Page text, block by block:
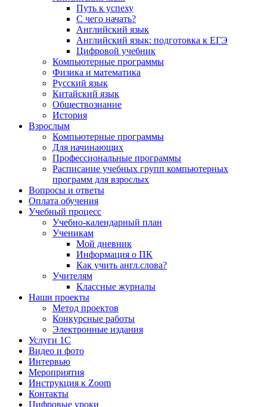
Путь к успеху
С чего начать?
Английский язык
Английский язык: подготовка к ЕГЭ
Цифровой учебник
Компьютерные программы
Физика и математика
Русский язык
Китайский язык
Обществознание
История
Взрослым
Компьютерные программы
Для начинающих
Профессиональные программы
Расписание учебных групп компьютерных
программ для взрослых
Вопросы и ответы
Оплата обучения
Учебный процесс
Учебно-календарный план
Ученикам
Мой дневник
Информация о ПК
Как учить англ.слова?
Учителям
Классные журналы
Наши проекты
Метод проектов
Конкурсные работы
Электронные издания
Услуги 1C
Видео и фото
Интервью
Мероприятия
Инструкция к Zoom
Контакты
Цифровые уроки